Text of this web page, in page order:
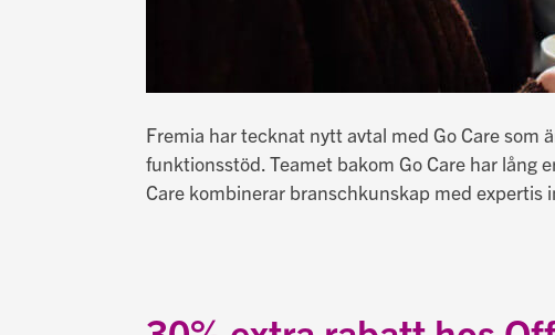
Fremia har tecknat nytt avtal med Go Care som
funktionsstöd. Teamet bakom Go Care har lång
Care kombinerar branschkunskap med